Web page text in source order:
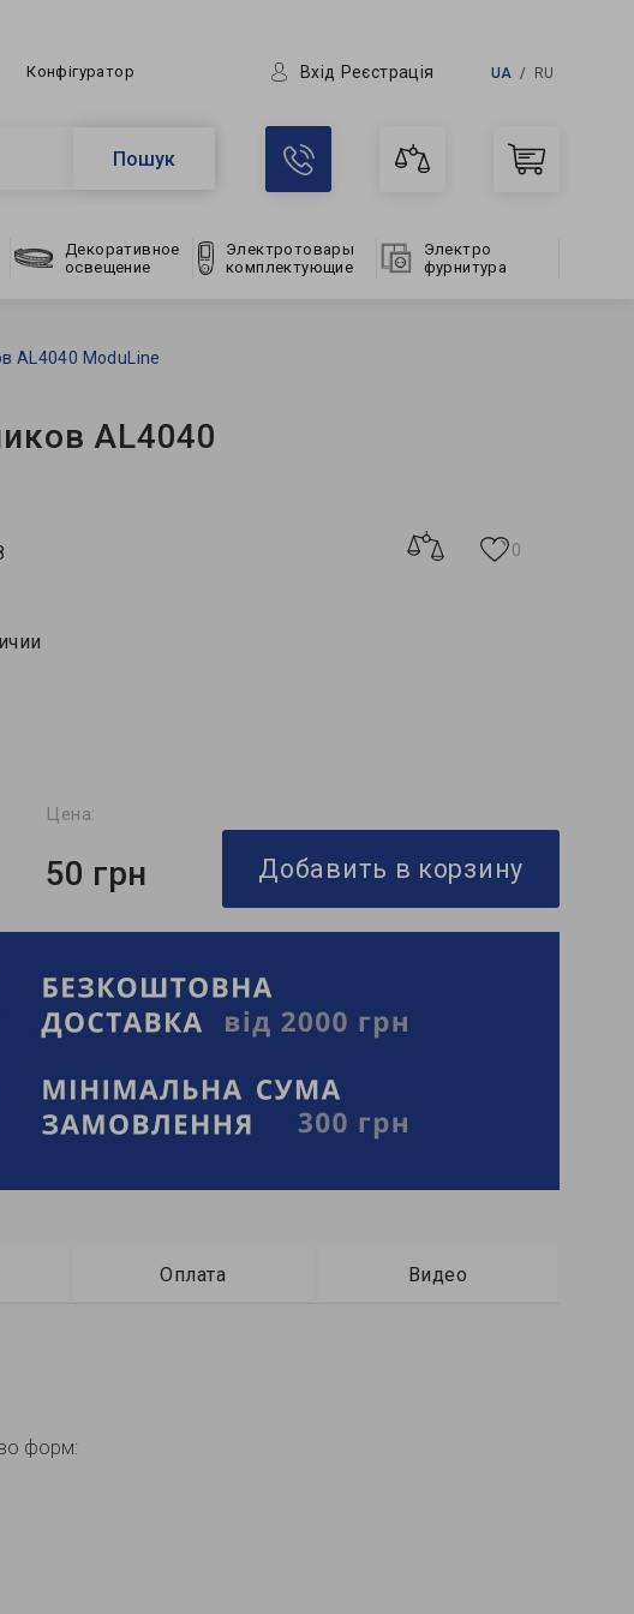
Конфігуратор Вхід Реєстрація UA RU
Пошук
Декоративное
освещение
Электротовары
комплектующие
Электро
фурнитура
AL4040 ModuLine
AL4040
0
Цена:
50 грн Добавить в корзину
Оплата Видео
форм: